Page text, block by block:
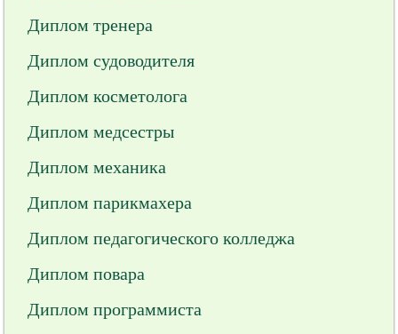
Диплом тренера
Диплом судоводителя
Диплом косметолога
Диплом медсестры
Диплом механика
Диплом парикмахера
Диплом педагогического колледжа
Диплом повара
Диплом программиста